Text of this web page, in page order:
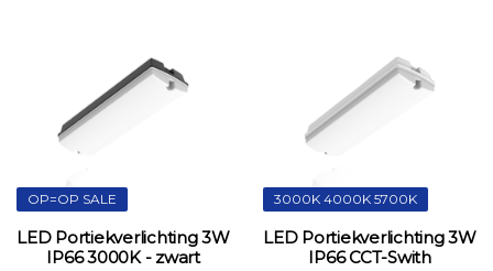
OP=OP SALE
LED Portiekverlichting 3W
IP66 3000K - zwart
3000K 4000K 5700K
LED Portiekverlichting 3W
IP66 CCT-Swith